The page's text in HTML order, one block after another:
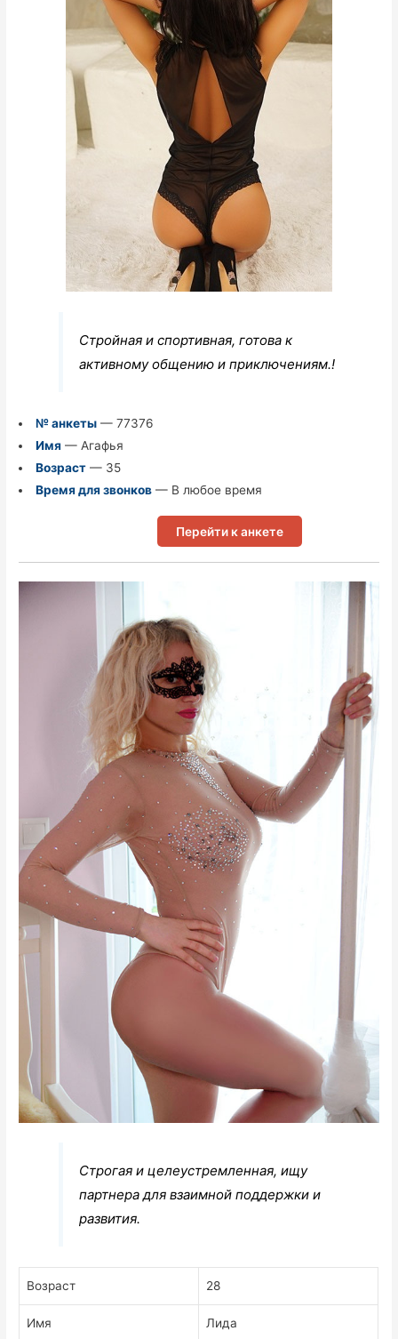
Стройная и спортивная, готова к
активному общению и приключениям.!
№ анкеты— 77376
Имя— Агафья
Возраст— 35
Время для звонков— В любое время
Перейти к анкете
Строгая и целеустремленная, ищу
партнера для взаимной поддержки и
развития.
Возраст 28
Имя Лида